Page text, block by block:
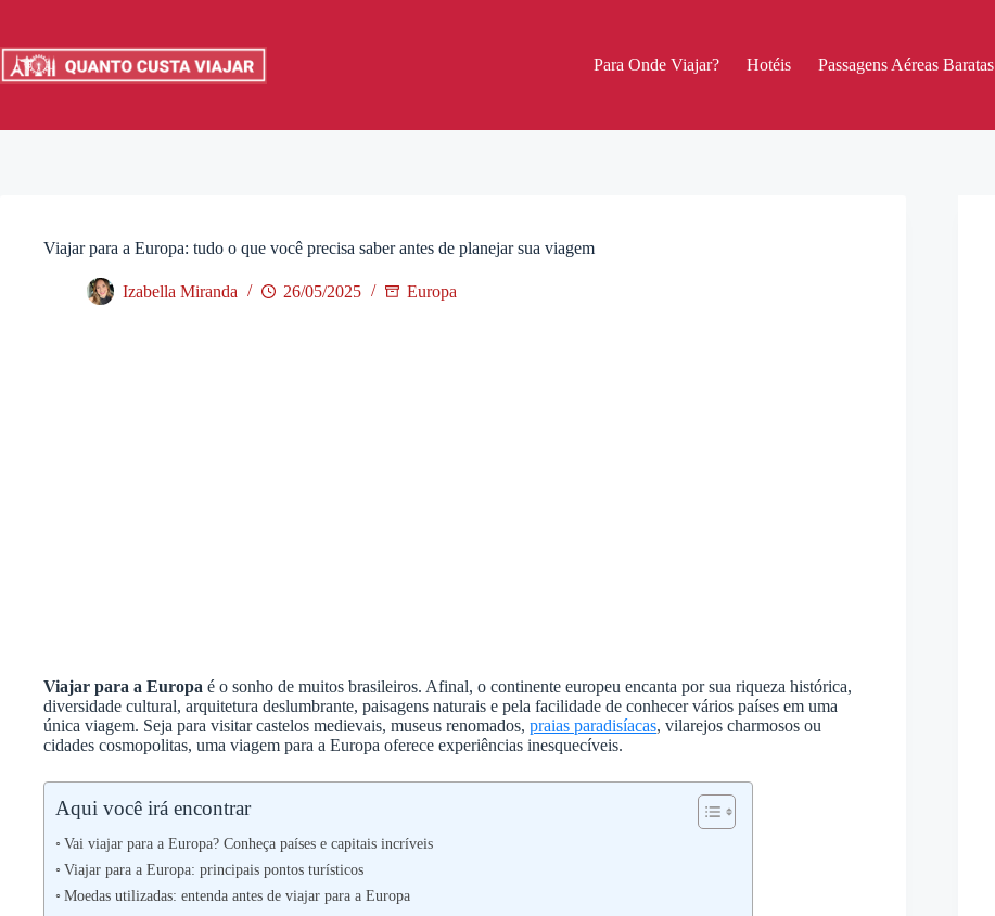
o
conteúdo
Para Onde Viajar? Hotéis Passagens Aéreas Baratas
Viajar para a Europa: tudo o que você precisa saber antes de planejar sua viagem
Izabella Miranda 26/05/2025 Europa
Viajar para a Europa é o sonho de muitos brasileiros. Afinal, o continente europeu encanta por sua riqueza histórica,
diversidade cultural, arquitetura deslumbrante, paisagens naturais e pela facilidade de conhecer vários países em uma
única viagem. Seja para visitar castelos medievais, museus renomados, praias paradisíacas, vilarejos charmosos ou
cidades cosmopolitas, uma viagem para a Europa oferece experiências inesquecíveis.
Aqui você irá encontrar
Vai viajar para a Europa? Conheça países e capitais incríveis
Viajar para a Europa: principais pontos turísticos
Moedas utilizadas: entenda antes de viajar para a Europa